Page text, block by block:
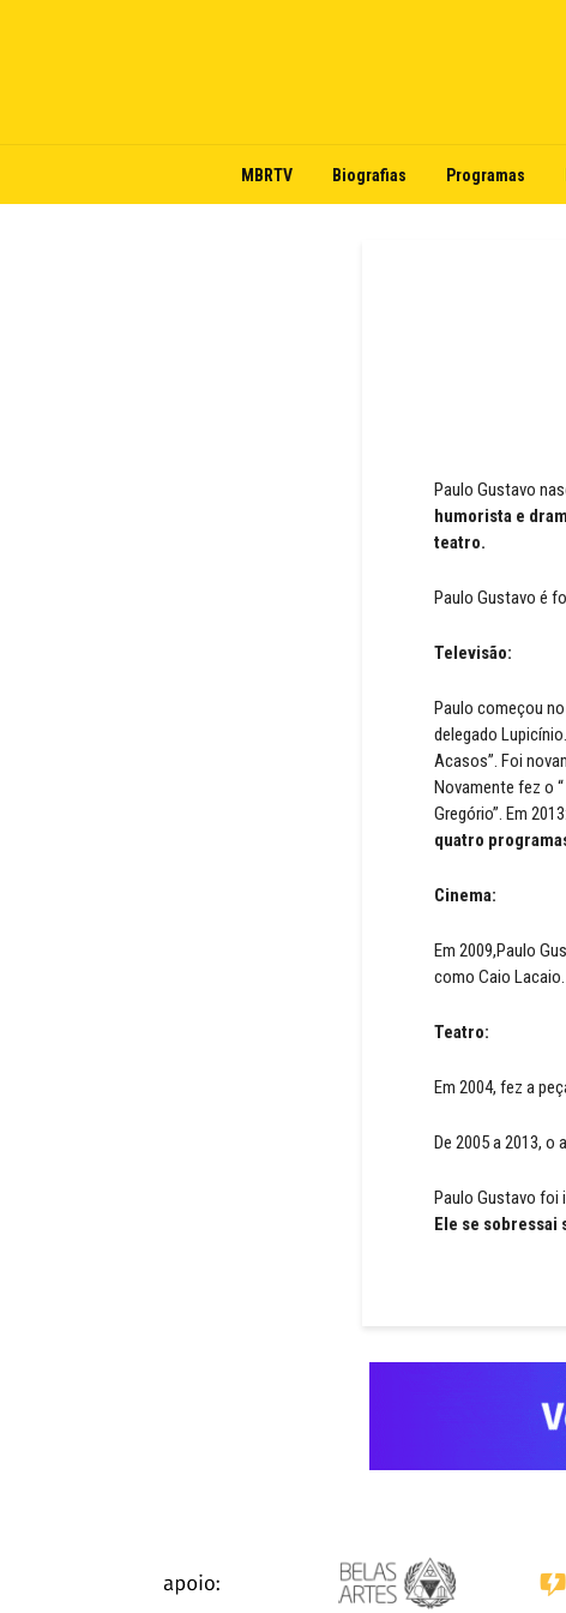
MBRTV Biografias Programas
Paulo Gustavo
humorista e
teatro.
Paulo Gustavo é
Televisão:
Paulo começou
delegado
Acasos”. Foi
Novamente fez o
Gregório”. Em
quatro
Cinema:
Em 2009,Paulo
como Caio Lacaio.
Teatro:
Em 2004, fez a
De 2005 a 2013, o
Paulo Gustavo foi
Ele se